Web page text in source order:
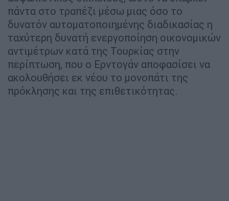
πάντα στο τραπέζι μέσω μιας όσο το
δυνατόν αυτοματοποιημένης διαδικασίας η
ταχύτερη δυνατή ενεργοποίηση οικονομικών
αντιμέτρων κατά της Τουρκίας στην
περίπτωση, που ο Ερντογάν αποφασίσει να
ακολουθήσει εκ νέου το μονοπάτι της
πρόκλησης και της επιθετικότητας.